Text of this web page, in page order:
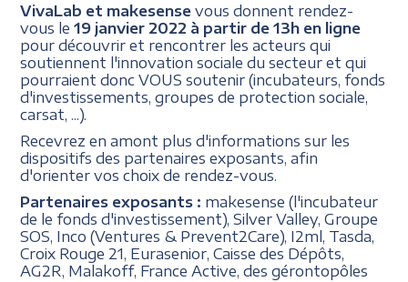
VivaLab et makesense vous donnent rendez-
vous le19 janvier 2022 à partir de 13h en ligne
pour découvrir et rencontrer les acteurs qui
soutiennent l'innovation sociale du secteur et qui
pourraient donc VOUS soutenir (incubateurs, fonds
d'investissements, groupes de protection sociale,
carsat, ...).
Recevrez en amont plus d'informations sur les
dispositifs des partenaires exposants, afin
d'orienter vos choix de rendez-vous.
Partenaires exposants : makesense (l'incubateur
de le fonds d'investissement), Silver Valley, Groupe
SOS, Inco (Ventures & Prevent2Care), I2ml, Tasda,
Croix Rouge 21, Eurasenior, Caisse des Dépôts,
AG2R, Malakoff, France Active, des gérontopôles